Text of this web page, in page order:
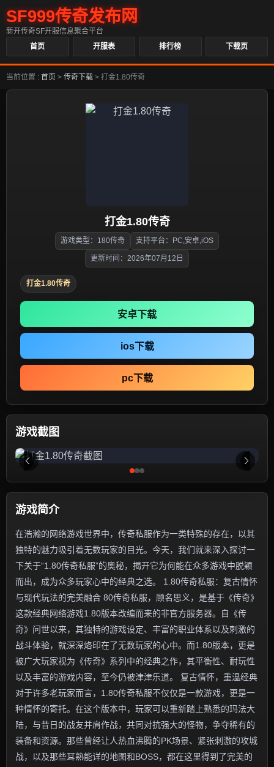
SF999传奇发布网
新开传奇SF开服信息聚合平台
首页
开服表 排行榜 下载页
当前位置 : 首页 > 传奇下载 > 打金1.80传奇
打金1.80传奇
游戏类型：180传奇 支持平台：PC,安卓,iOS
更新时间：2026年07月12日
打金1.80传奇
安卓下载
ios下载
pc下载
游戏截图
游戏简介
在浩瀚的网络游戏世界中，传奇私服作为一类特殊的存在，以其
独特的魅力吸引着无数玩家的目光。今天，我们就来深入探讨一
下关于“1.80传奇私服”的奥秘，揭开它为何能在众多游戏中脱颖
而出，成为众多玩家心中的经典之选。 1.80传奇私服：复古情怀
与现代玩法的完美融合 80传奇私服，顾名思义，是基于《传奇》
这款经典网络游戏1.80版本改编而来的非官方服务器。自《传
奇》问世以来，其独特的游戏设定、丰富的职业体系以及刺激的
战斗体验，就深深烙印在了无数玩家的心中。而1.80版本，更是
被广大玩家视为《传奇》系列中的经典之作，其平衡性、耐玩性
以及丰富的游戏内容，至今仍被津津乐道。 复古情怀，重温经典
对于许多老玩家而言，1.80传奇私服不仅仅是一款游戏，更是一
种情怀的寄托。在这个版本中，玩家可以重新踏上熟悉的玛法大
陆，与昔日的战友并肩作战，共同对抗强大的怪物，争夺稀有的
装备和资源。那些曾经让人热血沸腾的PK场景、紧张刺激的攻城
战，以及那些耳熟能详的地图和BOSS，都在这里得到了完美的